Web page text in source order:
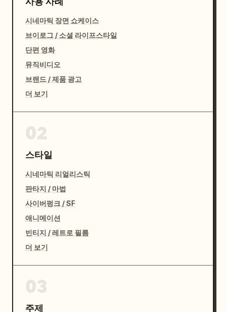
시네마틱 장면 쇼케이스
브이로그 / 소셜 라이프스타일
단편 영화
뮤직비디오
브랜드 / 제품 광고
더 보기
스타일
시네마틱 리얼리스틱
판타지 / 마법
사이버펑크 / SF
애니메이션
빈티지 / 레트로 필름
더 보기
주제